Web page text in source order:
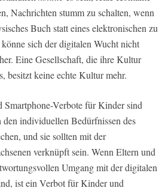
Nachrichten stumm zu schalten, wenn
Buch statt eines elektronischen zu
sich der digitalen Wucht nicht
Eine Gesellschaft, die ihre Kultur
besitzt keine echte Kultur mehr.
Smartphone-Verbote für Kinder sind
den individuellen Bedürfnissen des
und sie sollten mit der
verknüpft sein. Wenn Eltern und
Umgang mit der digitalen
ist ein Verbot für Kinder und